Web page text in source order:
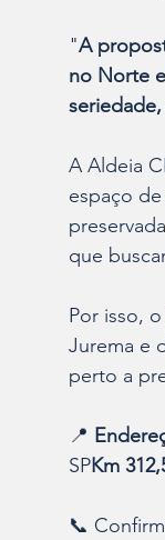
"A
no Norte
A Aldeia
espaço
que
Por isso, o
Jurema e
perto a
📍
SPKm
📞